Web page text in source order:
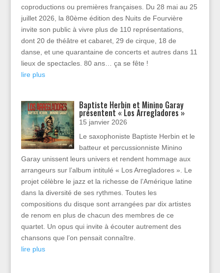
coproductions ou premières françaises. Du 28 mai au 25
juillet 2026, la 80ème édition des Nuits de Fourvière
invite son public à vivre plus de 110 représentations,
dont 20 de théâtre et cabaret, 29 de cirque, 18 de
danse, et une quarantaine de concerts et autres dans 11
lieux de spectacles. 80 ans… ça se fête !
lire plus
Baptiste Herbin et Minino Garay
présentent « Los Arregladores »
15 janvier 2026
Le saxophoniste Baptiste Herbin et le
batteur et percussionniste Minino
Garay unissent leurs univers et rendent hommage aux
arrangeurs sur l’album intitulé « Los Arregladores ». Le
projet célèbre le jazz et la richesse de l’Amérique latine
dans la diversité de ses rythmes. Toutes les
compositions du disque sont arrangées par dix artistes
de renom en plus de chacun des membres de ce
quartet. Un opus qui invite à écouter autrement des
chansons que l’on pensait connaître.
lire plus